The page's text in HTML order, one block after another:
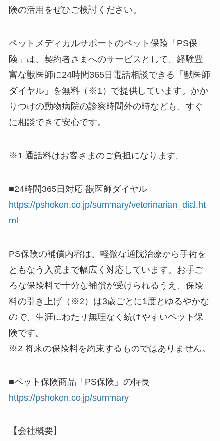
険の活用をぜひご検討ください。
ペットメディカルサポートのペット保険「PS保
険」は、契約者さまへのサービスとして、経験豊
富な獣医師に24時間365日電話相談できる「獣医師
ダイヤル」を無料（※1）で提供しています。かか
りつけの動物病院の診察時間外の時なども、すぐ
に相談できて安心です。
※1 通話料はお客さまのご負担になります。
■24時間365日対応 獣医師ダイヤル
https://pshoken.co.jp/summary/veterinarian_dial.ht
ml
PS保険の補償内容は、軽微な通院治療から手術を
ともなう入院まで幅広く対応しています。お手ご
ろな保険料で十分な補償が受けられるうえ、保険
料の引き上げ（※2）は3歳ごとに1度とゆるやかな
ので、生涯にわたり無理なく続けやすいペット保
険です。
※2 将来の保険料を約束するものではありません。
■ペット保険商品「PS保険」の特長
https://pshoken.co.jp/summary
【会社概要】